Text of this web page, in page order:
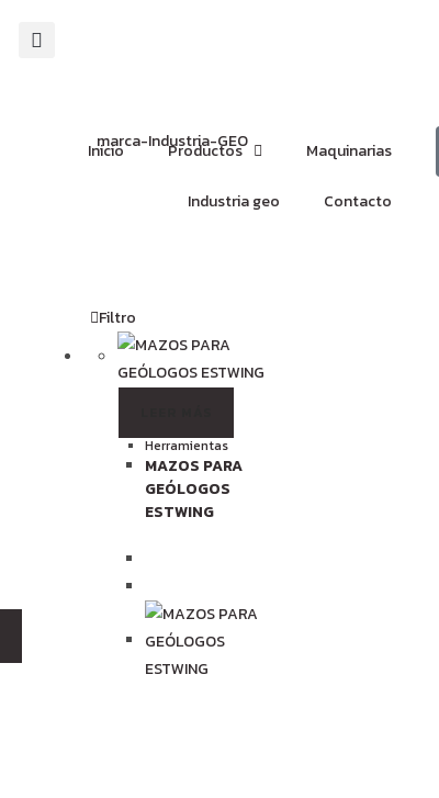
Inicio Productos Maquinarias
Industria geo Contacto
Filtro
Herramientas
MAZOS PARA
GEÓLOGOS
ESTWING